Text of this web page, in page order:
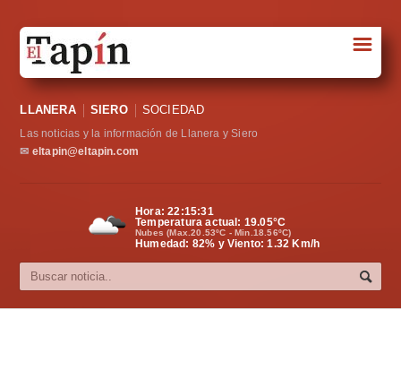
Sociedad
Política
Cultura
☰
LLANERA SIERO SOCIEDAD
Las noticias y la información de Llanera y Siero
✉ eltapin@eltapin.com
Hora:22:15:32
Temperatura actual: 19.05°C
Nubes (Max.20.53ºC - Min.18.56ºC)
Humedad: 82% y Viento: 1.32 Km/h